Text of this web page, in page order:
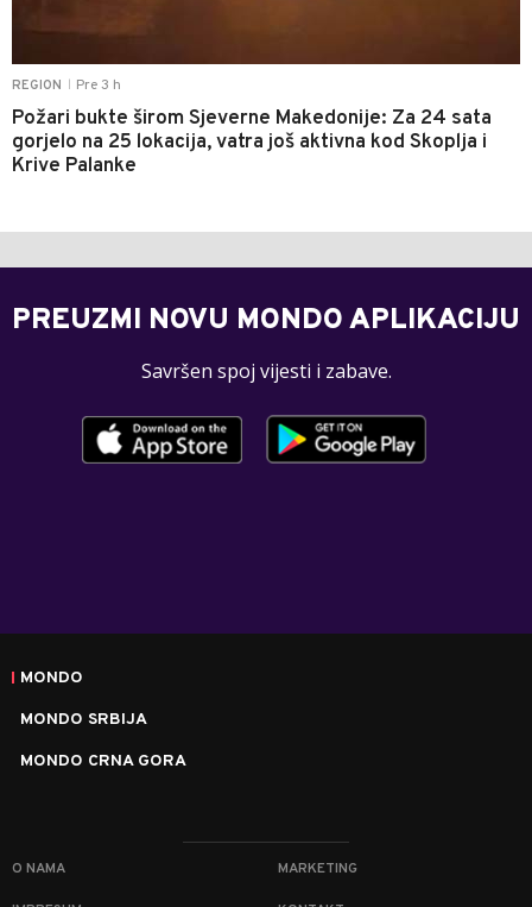
REGION Pre 3 h
Požari bukte širom Sjeverne Makedonije: Za 24 sata
gorjelo na 25 lokacija, vatra još aktivna kod Skoplja i
Krive Palanke
PREUZMI NOVU MONDO APLIKACIJU
Savršen spoj vijesti i zabave.
MONDO
MONDO SRBIJA
MONDO CRNA GORA
O NAMA MARKETING